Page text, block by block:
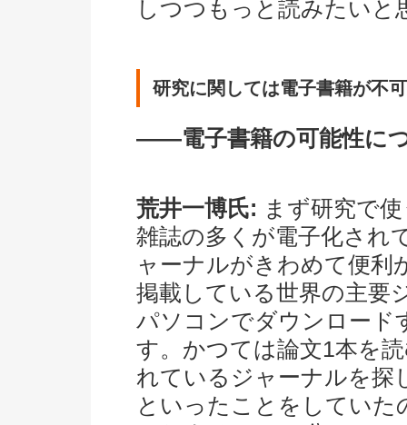
しつつもっと読みたいと
研究に関しては電子書籍が不
――電子書籍の可能性に
荒井一博氏: まず研究で
雑誌の多くが電子化され
ャーナルがきわめて便利
掲載している世界の主要
パソコンでダウンロード
す。かつては論文1本を
れているジャーナルを探
といったことをしていた